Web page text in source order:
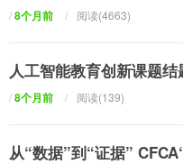
/8个月前 / 阅读(4663)
人工智能教育创新课题
/8个月前 / 阅读(139)
从“数据”到“证据”